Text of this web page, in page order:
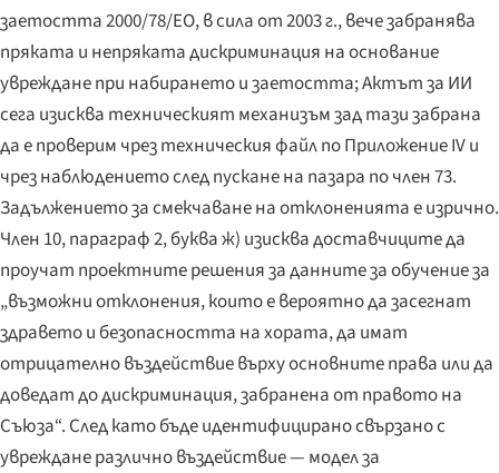
заетостта 2000/78/ЕО, в сила от 2003 г., вече забранява
пряката и непряката дискриминация на основание
увреждане при набирането и заетостта; Актът за ИИ
сега изисква техническият механизъм зад тази забрана
да е проверим чрез техническия файл по Приложение IV и
чрез наблюдението след пускане на пазара по член 73.
Задължението за смекчаване на отклоненията е изрично.
Член 10, параграф 2, буква ж) изисква доставчиците да
проучат проектните решения за данните за обучение за
„възможни отклонения, които е вероятно да засегнат
здравето и безопасността на хората, да имат
отрицателно въздействие върху основните права или да
доведат до дискриминация, забранена от правото на
Съюза“. След като бъде идентифицирано свързано с
увреждане различно въздействие — модел за